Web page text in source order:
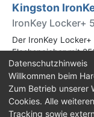
Kingston
IronKey Locker+
Der IronKey
Flashspeicher mit
XTS-Modus. Wir
genauer
Impressum
Datenschutzhinweis
Willkommen beim
Zum Betrieb unserer
Cookies. Alle
Tracking sowie